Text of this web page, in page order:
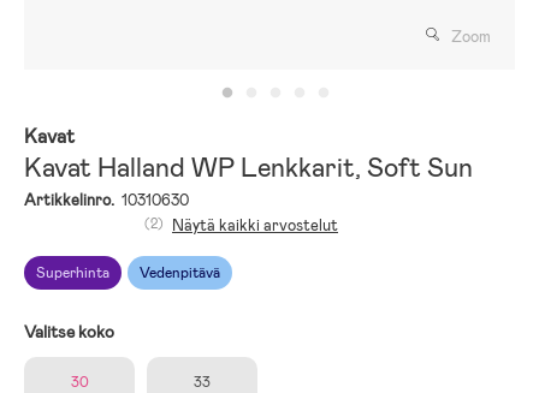
Zoom
Kavat
Kavat Halland WP Lenkkarit, Soft Sun
Artikkelinro. 10310630
Superhinta Vedenpitävä
(2) Näytä kaikki arvostelut
Valitse koko
30 33